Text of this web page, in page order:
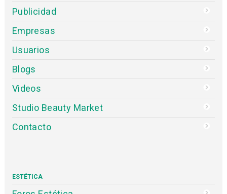
Publicidad
Empresas
Usuarios
Blogs
Videos
Studio Beauty Market
Contacto
ESTÉTICA